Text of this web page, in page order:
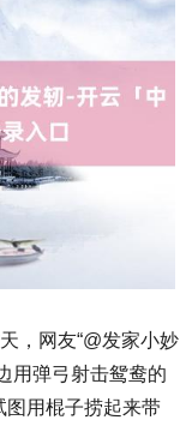
，网友“@发家小妙
用弹弓射击鸳鸯的
图用棍子捞起来带